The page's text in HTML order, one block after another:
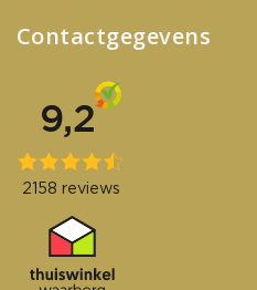
Contactgegevens